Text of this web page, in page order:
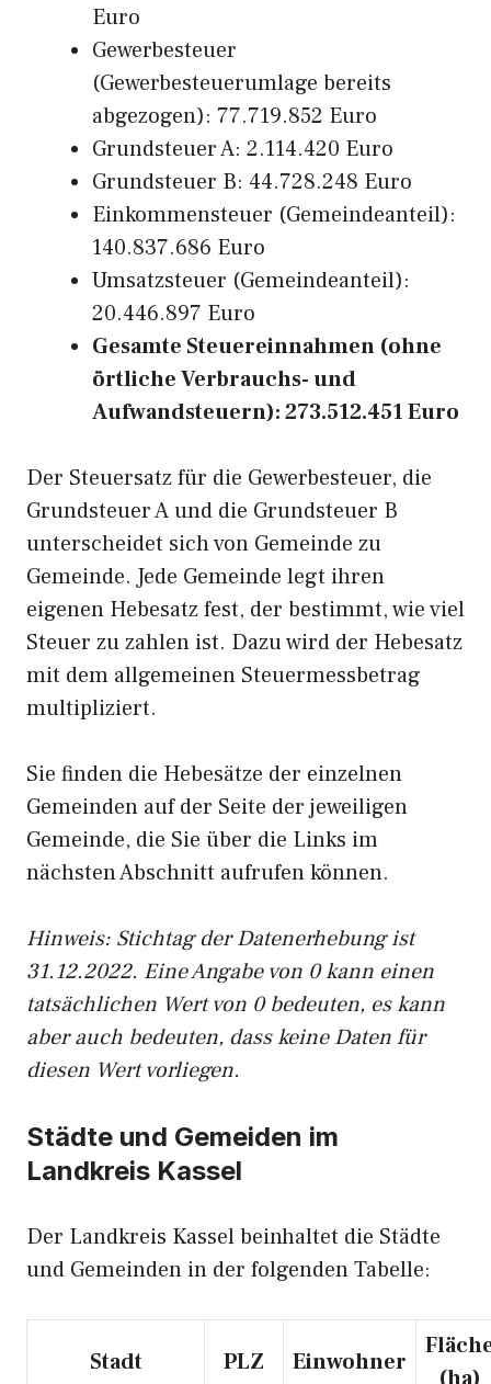
Euro
Gewerbesteuer
(Gewerbesteuerumlage bereits
abgezogen): 77.719.852 Euro
Grundsteuer A: 2.114.420 Euro
Grundsteuer B: 44.728.248 Euro
Einkommensteuer (Gemeindeanteil):
140.837.686 Euro
Umsatzsteuer (Gemeindeanteil):
20.446.897 Euro
Gesamte Steuereinnahmen (ohne
örtliche Verbrauchs- und
Aufwandsteuern): 273.512.451 Euro
Der Steuersatz für die Gewerbesteuer, die
Grundsteuer A und die Grundsteuer B
unterscheidet sich von Gemeinde zu
Gemeinde. Jede Gemeinde legt ihren
eigenen Hebesatz fest, der bestimmt, wie viel
Steuer zu zahlen ist. Dazu wird der Hebesatz
mit dem allgemeinen Steuermessbetrag
multipliziert.
Sie finden die Hebesätze der einzelnen
Gemeinden auf der Seite der jeweiligen
Gemeinde, die Sie über die Links im
nächsten Abschnitt aufrufen können.
Hinweis: Stichtag der Datenerhebung ist
31.12.2022. Eine Angabe von 0 kann einen
tatsächlichen Wert von 0 bedeuten, es kann
aber auch bedeuten, dass keine Daten für
diesen Wert vorliegen.
Städte und Gemeiden im
Landkreis Kassel
Der Landkreis Kassel beinhaltet die Städte
und Gemeinden in der folgenden Tabelle:
Stadt PLZ Einwohner